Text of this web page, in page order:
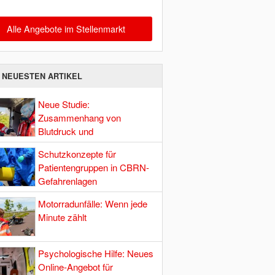
Alle Angebote im Stellenmarkt
ARTIKEL
Neue Studie:
Zusammenhang von
Blutdruck und
Hirndurchblutung
Schutzkonzepte für
Patientengruppen in CBRN-
Gefahrenlagen
Motorradunfälle: Wenn jede
Minute zählt
Psychologische Hilfe: Neues
Online-Angebot für